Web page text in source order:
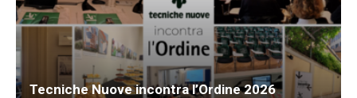
Tecniche Nuove incontra l’Ordine 2026